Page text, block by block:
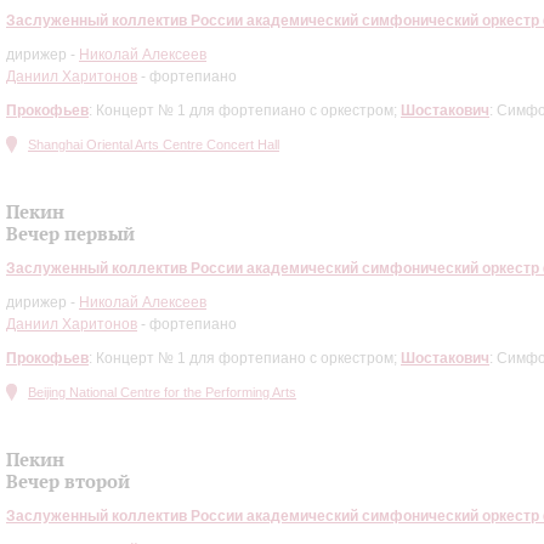
Шостаковича, его имя было присвоено Ленинградской филармонии.
исторические афиши, программки, фотографии, визуализируют
сразу после ухода композитора из жизни, — поделилась Ольга
многочисленные совместные фото Дмитрия Шостаковича и
с великими музыкантами Давидом Ойстрахом и Святославом
тура Заслуженного коллектива России академического
Заслуженный коллектив России академический симфонический
дирижер - Николай Алексеев
Даниил Харитонов - фортепиано
Прокофьев: Концерт № 1 для фортепиано с оркестром; Шостакович:
Shanghai Oriental Arts Centre Concert Hall
Пекин
Вечер первый
Заслуженный коллектив России академический симфонический
дирижер - Николай Алексеев
Даниил Харитонов - фортепиано
Прокофьев: Концерт № 1 для фортепиано с оркестром; Шостакович:
Beijing National Centre for the Performing Arts
Пекин
Вечер второй
Заслуженный коллектив России академический симфонический